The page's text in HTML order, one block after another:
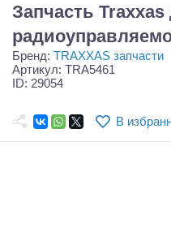
Самолеты
Квадрокоптеры
Судомодели
Конструкторы
Запчасть Traxxas
Бренд: TRAXXAS запчасти
Артикул: TRA5461
ID: 29054
В